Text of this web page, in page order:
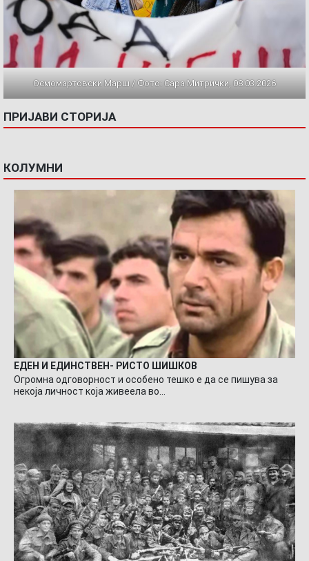
Осмомартовски Марш / Фото: Сара Митрички, 08.03.2026
ПРИЈАВИ СТОРИЈА
КОЛУМНИ
ЕДЕН И ЕДИНСТВЕН- РИСТО ШИШКОВ
Огромна одговорност и особено тешко е да се пишува за
некоја личност која живеела во…